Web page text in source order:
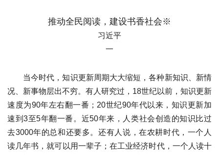
推动全民阅读，建设书香社会※
习近平
一
当今时代，知识更新周期大大缩短，各种新知识、新情
况、新事物层出不穷。有人研究过，18世纪以前，知识更新
速度为90年左右翻一番；20世纪90年代以来，知识更新加
速到3至5年翻一番。近50年来，人类社会创造的知识比过
去3000年的总和还要多。还有人说，在农耕时代，一个人
读几年书，就可以用一辈子；在工业经济时代，一个人读十